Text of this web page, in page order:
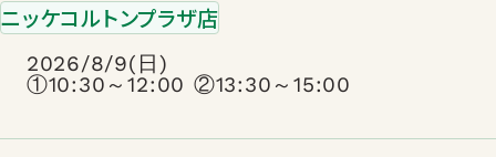
ニッケコルトンプラザ店
2026/8/9(日)
①10:30～12:00 ②13:30～15:00